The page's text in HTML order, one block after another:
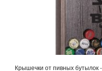
Крышечки от пивных бутылок -